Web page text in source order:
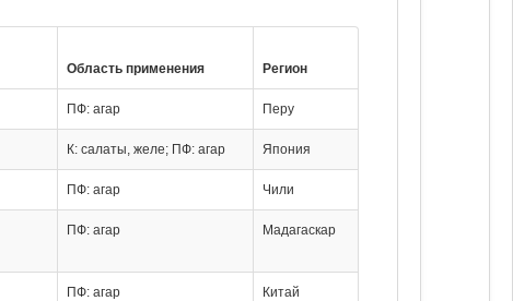
Область применения Регион
ПФ: агар Перу
К: салаты, желе; ПФ: агар Япония
ПФ: агар Чили
ПФ: агар Мадагаскар
ПФ: агар Китай